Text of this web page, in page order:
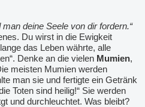
man deine Seele von dir fordern.“
Du wirst in die Ewigkeit
das Leben währte, alle
Denke an die vielen Mumien,
meisten Mumien werden
man sie und fertigte ein Getränk
Toten sind heilig!“ Sie werden
und durchleuchtet. Was bleibt?